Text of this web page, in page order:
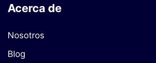
Acerca de
Nosotros
Blog